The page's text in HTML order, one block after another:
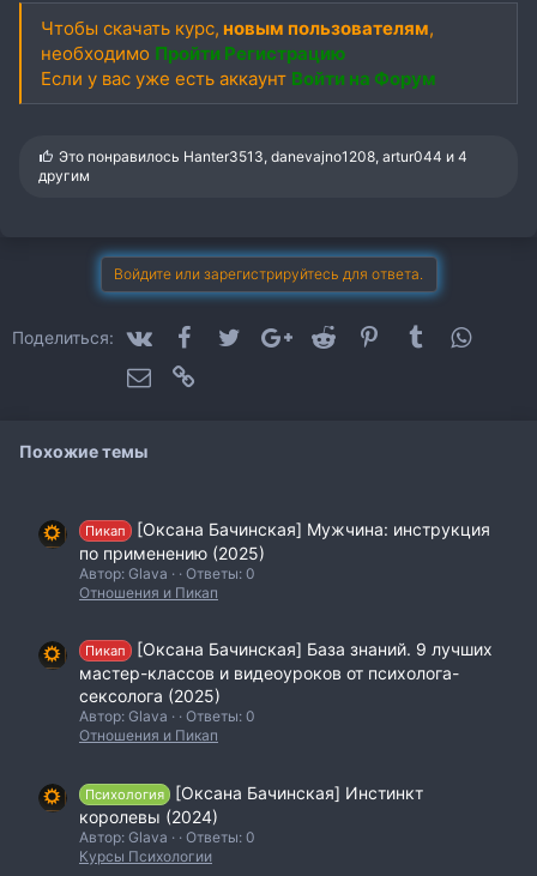
Чтобы скачать курс, новым пользователям,
необходимо Пройти Регистрацию
Если у вас уже есть аккаунт Войти на Форум
С
и
Это понравилось Hanter3513,danevajno1208,artur044 и 4
другим
Войдите или зарегистрируйтесь для ответа.
Поделиться: VK FacebookTwitterGoogle+Reddit PinterestTumblr
Электронная почта
Похожие темы
Пикап
[Оксана Бачинская] Мужчина: инструкция
по применению (2025)
Автор: Glava
Ответы: 0
Отношения и Пикап
Пикап
[Оксана Бачинская] База знаний. 9 лучших
мастер-классов и видеоуроков от психолога-
сексолога (2025)
Автор: Glava
Ответы: 0
Отношения и Пикап
Психология
[Оксана Бачинская] Инстинкт
королевы (2024)
Автор: Glava
Ответы: 0
Курсы Психологии